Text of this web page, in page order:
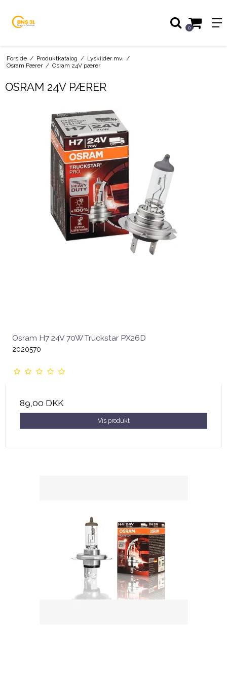
0
Forside / Produktkatalog / Lyskilder mv. /
Osram Pærer / Osram 24V pærer
OSRAM 24V PÆRER
Osram H7 24V 70W Truckstar PX26D
2020570
89,00 DKK
Vis produkt